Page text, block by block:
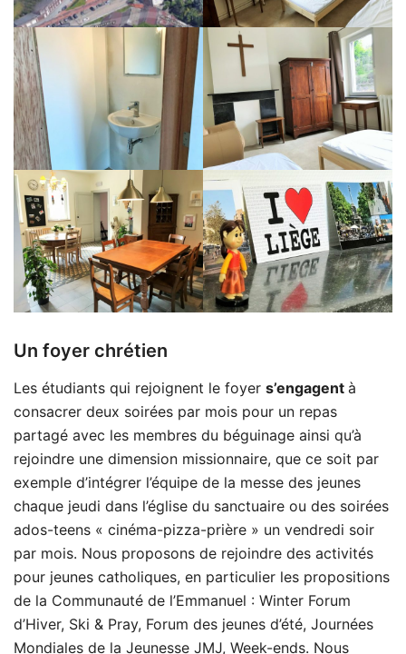
Un foyer chrétien
Les étudiants qui rejoignent le foyer s’engagent à
consacrer deux soirées par mois pour un repas
partagé avec les membres du béguinage ainsi qu’à
rejoindre une dimension missionnaire, que ce soit par
exemple d’intégrer l’équipe de la messe des jeunes
chaque jeudi dans l’église du sanctuaire ou des soirées
ados-teens « cinéma-pizza-prière » un vendredi soir
par mois. Nous proposons de rejoindre des activités
pour jeunes catholiques, en particulier les propositions
de la Communauté de l’Emmanuel : Winter Forum
d’Hiver, Ski & Pray, Forum des jeunes d’été, Journées
Mondiales de la Jeunesse JMJ, Week-ends. Nous